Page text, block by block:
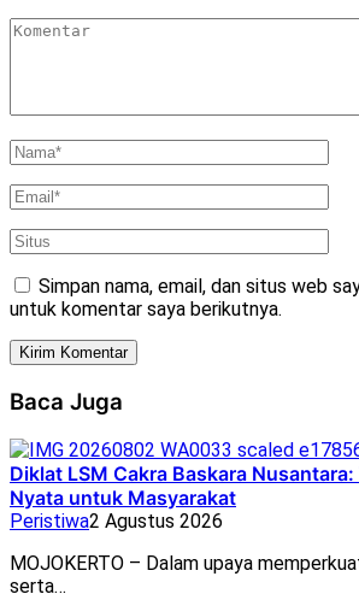
Simpan nama, email, dan situs web
untuk komentar saya berikutnya.
Baca Juga
Diklat LSM Cakra Baskara
Nyata untuk Masyarakat
Peristiwa2 Agustus 2026
MOJOKERTO – Dalam upaya
serta…